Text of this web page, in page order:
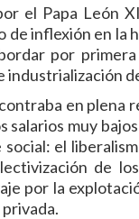
el Papa León
de inflexión en
por
industrialización
en
salarios muy
el
de
por la